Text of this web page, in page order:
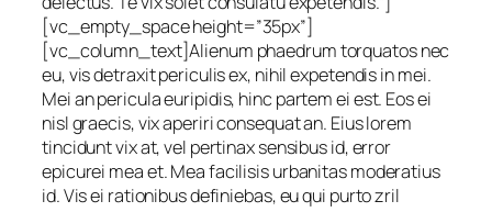
[vc_empty_space height=”35px”]
[vc_column_text]Alienum phaedrum torquatos nec
eu, vis detraxit periculis ex, nihil expetendis in mei.
Mei an pericula euripidis, hinc partem ei est. Eos ei
nisl graecis, vix aperiri consequat an. Eius lorem
tincidunt vix at, vel pertinax sensibus id, error
epicurei mea et. Mea facilisis urbanitas moderatius
id. Vis ei rationibus definiebas, eu qui purto zril